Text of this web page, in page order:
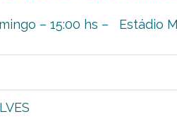
– 15:00 hs – Estádio